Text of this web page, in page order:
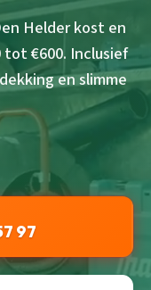
Helder kost en
tot €600. Inclusief
en slimme
97